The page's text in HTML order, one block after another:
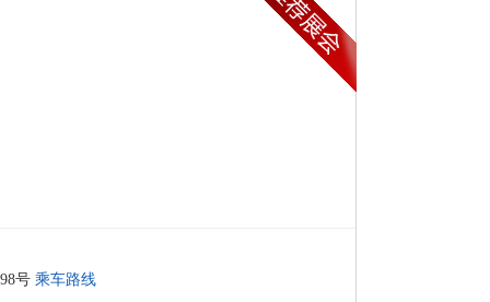
号 乘车路线